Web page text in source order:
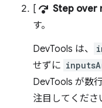
[ step_over Step over
す。
DevTools は、
せずに
DevTools が数
注目してくださ